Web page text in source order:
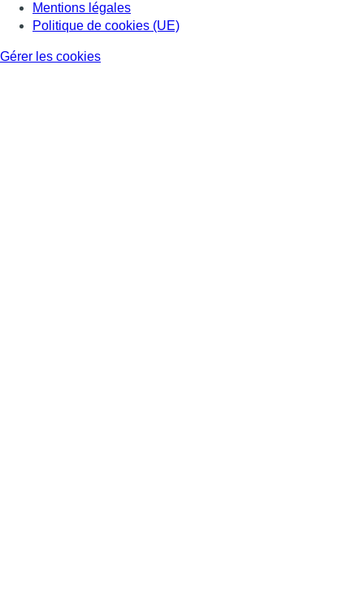
Mentions légales
Politique de cookies (UE)
Gérer les cookies